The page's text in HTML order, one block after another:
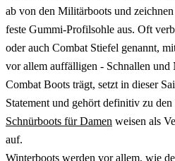
ab von den Militärboots und
feste Gummi-Profilsohle aus. Oft
oder auch Combat Stiefel genannt,
vor allem auffälligen - Schnallen und
Combat Boots trägt, setzt in dieser
Statement und gehört definitiv zu den
Schnürboots für Damen weisen als
auf.
Winterboots werden vor allem, wie